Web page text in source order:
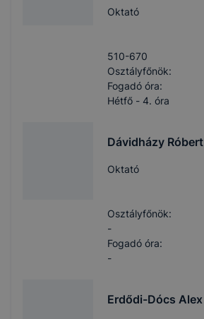
Oktató
510-670
Osztályfőnök:
Fogadó óra:
Hétfő - 4. óra
Dávidházy Róbert
Oktató
Osztályfőnök:
-
Fogadó óra:
-
Erdődi-Dócs Alex